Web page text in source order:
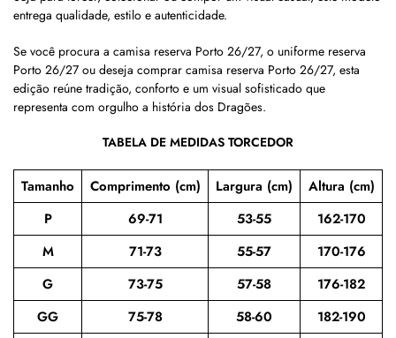
entrega qualidade, estilo e autenticidade.
Se você procura a camisa reserva Porto 26/27, o uniforme reserva
Porto 26/27 ou deseja comprar camisa reserva Porto 26/27, esta
edição reúne tradição, conforto e um visual sofisticado que
representa com orgulho a história dos Dragões.
TABELA DE MEDIDAS TORCEDOR
Tamanho Comprimento (cm) Largura (cm)
Altura (cm)
P
69-71 53-55
162-170
M
71-73 55-57
170-176
G
73-75 57-58
176-182
GG
75-78 58-60
182-190